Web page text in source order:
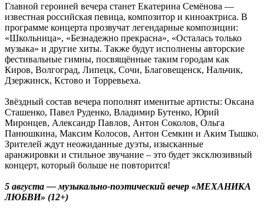
Главной героиней вечера станет Екатерина Семёнова —
известная российская певица, композитор и киноактриса. В
программе концерта прозвучат легендарные композиции:
«Школьница», «Безнадежно прекрасна», «Осталась только
музыка» и другие хиты. Также будут исполнены авторские
фестивальные гимны, посвящённые таким городам как
Киров, Волгоград, Липецк, Сочи, Благовещенск, Нальчик,
Дзержинск, Кстово и Торревьеха.
Звёздный состав вечера пополнят именитые артисты: Оксана
Сташенко, Павел Руденко, Владимир Бутенко, Юрий
Миронцев, Александр Павлов, Антон Соколов, Ольга
Панюшкина, Максим Колосов, Антон Семкин и Аким Тышко.
Зрителей ждут неожиданные дуэты, изысканные
аранжировки и стильное звучание – это будет эксклюзивный
концерт, который больше не повторится!
5 августа — музыкально-поэтический вечер «МЕХАНИКА
ЛЮБВИ» (12+)